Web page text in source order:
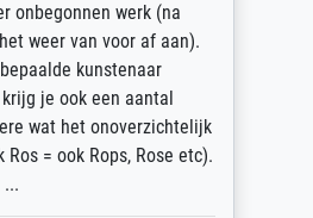
onbegonnen werk (na
weer van voor af aan).
kunstenaar
je ook een aantal
wat het onoverzichtelijk
Ros = ook Rops, Rose etc).